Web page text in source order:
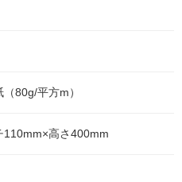
80g/平方m）
110mm×高さ400mm